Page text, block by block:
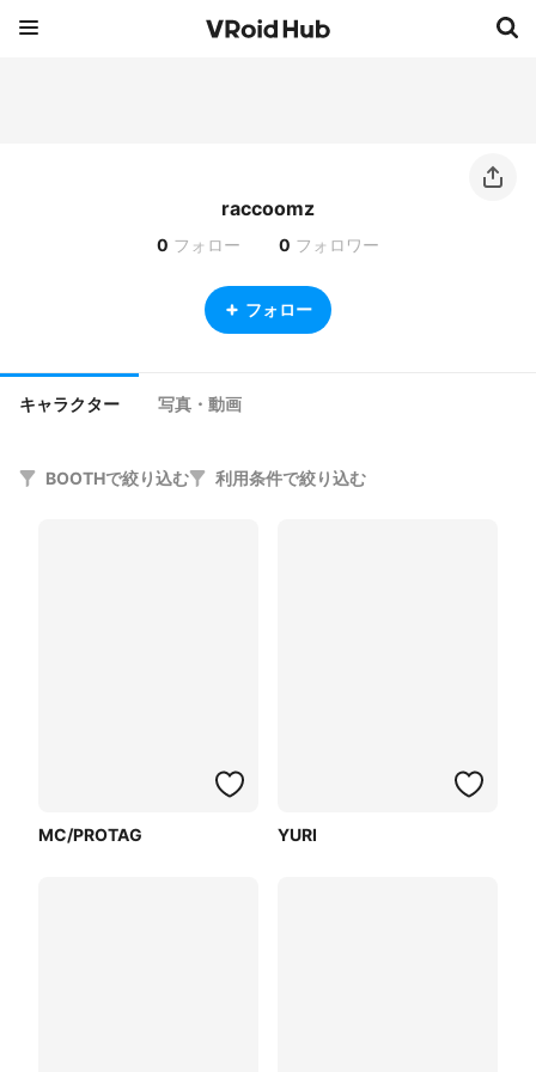
raccoomz
0 フォロー 0 フォロワー
フォロー
キャラクター 写真・動画
BOOTHで絞り込む 利用条件で絞り込む
MC/PROTAG YURI